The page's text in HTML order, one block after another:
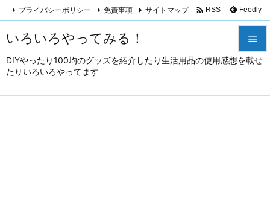
いろいろやってみる！
DIYやったり100均のグッズを紹介したり生活用品の使用感想を載せ
たりいろいろやってます



プライバシーポリシー 免責事項 サイトマップ  RSS Feedly